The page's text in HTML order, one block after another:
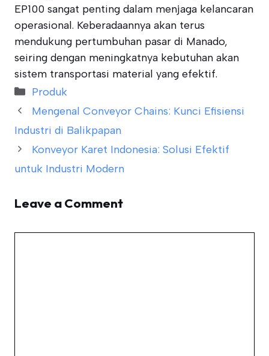
EP100 sangat penting dalam menjaga kelancaran
operasional. Keberadaannya akan terus
mendukung pertumbuhan pasar di Manado,
seiring dengan meningkatnya kebutuhan akan
sistem transportasi material yang efektif.
Categories
Produk
Mengenal Conveyor Chains: Kunci Efisiensi
Industri di Balikpapan
Konveyor Karet Indonesia: Solusi Efektif
untuk Industri Modern
Leave a Comment